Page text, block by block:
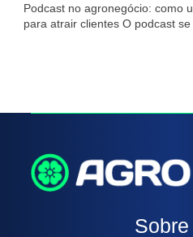
Podcast no agronegócio: como
para atrair clientes O podcast